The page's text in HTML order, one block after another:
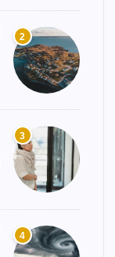
2
3
4